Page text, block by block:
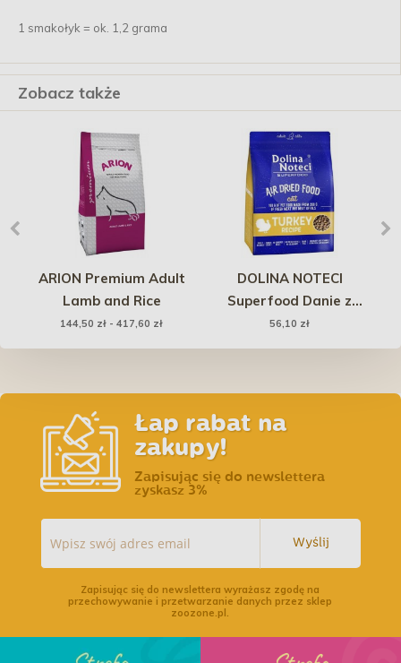
1 smakołyk = ok. 1,2 grama
Zobacz także
ARION Premium Adult
Lamb and Rice
144,50 zł - 417,60 zł
DOLINA NOTECI
Superfood Danie z
Indyka - karma suszona
dla kota 1kg
56,10 zł
Łap rabat na
zakupy!
Zapisując się do newslettera
zyskasz 3%
Wyślij
Zapisując się do newslettera wyrażasz zgodę na
przechowywanie i przetwarzanie danych przez sklep
zoozone.pl.